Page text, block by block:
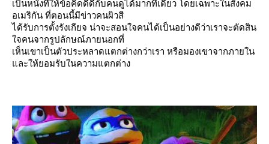
เป็นหนังที่ให้ข้อคิดดีดีกับคนดูได้มากทีเดียว โดยเฉพาะในสังคม
อเมริกัน ที่ตอนนี้มีข่าวคนผิวสี
ได้รับการตั้งรังเกียจ น่าจะสอนใจคนได้เป็นอย่างดีว่าเราจะตัดสิน
จคนจากรูปลักษณ์ภายนอกที่
เห็นเขาเป็นตัวประหลาดแตกต่างกว่าเรา หรือมองเขาจากภายใน
ละให้ยอมรับในความแตกต่าง